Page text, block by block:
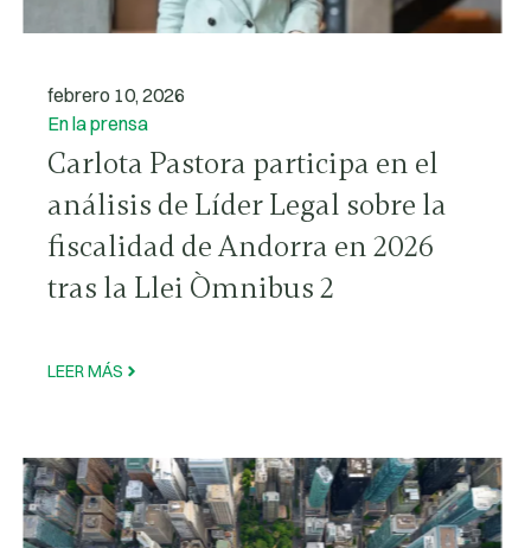
febrero 10, 2026
En la prensa
Carlota Pastora participa en el
análisis de Líder Legal sobre la
fiscalidad de Andorra en 2026
tras la Llei Òmnibus 2
LEER MÁS